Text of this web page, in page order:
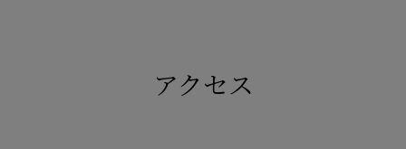
No supported media sources
アクセス